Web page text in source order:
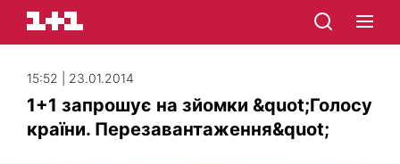
15:52 | 23.01.2014
1+1 запрошує на зйомки &quot;Голосу
країни. Перезавантаження&quot;